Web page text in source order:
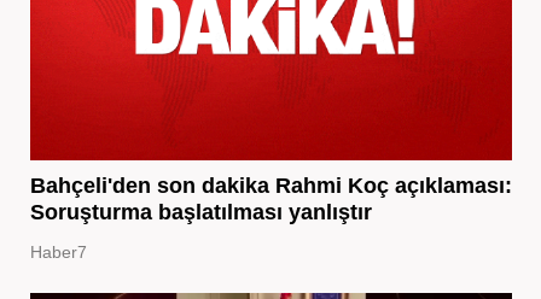
Bahçeli'den son dakika Rahmi Koç açıklaması:
Soruşturma başlatılması yanlıştır
Haber7